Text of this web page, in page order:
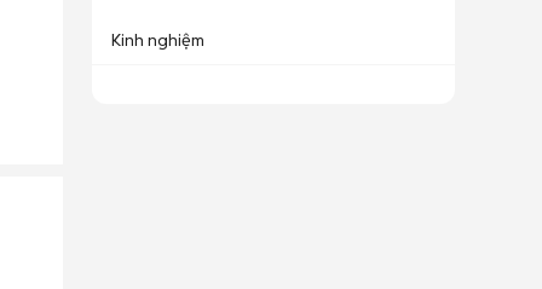
Kinh nghiệm